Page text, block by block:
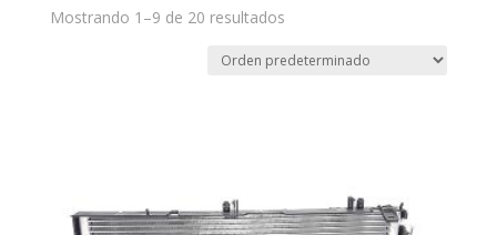
Mostrando 1–9 de 20 resultados